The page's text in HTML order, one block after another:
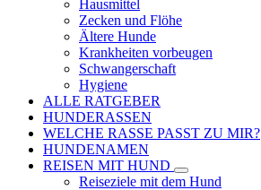
Hausmittel
Zecken und Flöhe
Ältere Hunde
Krankheiten vorbeugen
Schwangerschaft
Hygiene
ALLE RATGEBER
HUNDERASSEN
WELCHE RASSE PASST ZU MIR?
HUNDENAMEN
REISEN MIT HUND
Reiseziele mit dem Hund